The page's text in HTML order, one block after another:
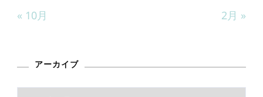
« 10月 2月 »
アーカイブ